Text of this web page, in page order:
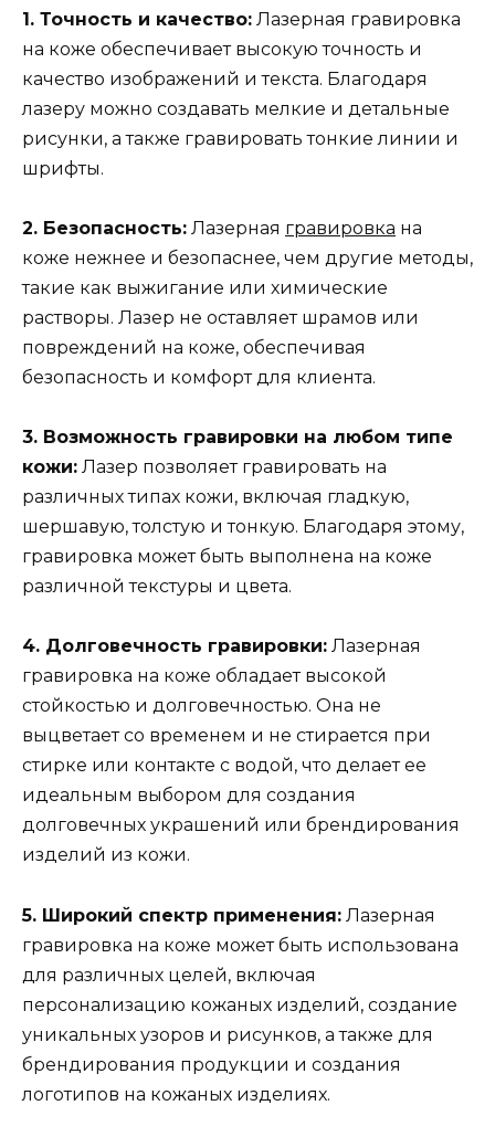
1. Точность и качество: Лазерная гравировка
на коже обеспечивает высокую точность и
качество изображений и текста. Благодаря
лазеру можно создавать мелкие и детальные
рисунки, а также гравировать тонкие линии и
шрифты.
2. Безопасность: Лазерная гравировка на
коже нежнее и безопаснее, чем другие методы,
такие как выжигание или химические
растворы. Лазер не оставляет шрамов или
повреждений на коже, обеспечивая
безопасность и комфорт для клиента.
3. Возможность гравировки на любом типе
кожи: Лазер позволяет гравировать на
различных типах кожи, включая гладкую,
шершавую, толстую и тонкую. Благодаря этому,
гравировка может быть выполнена на коже
различной текстуры и цвета.
4. Долговечность гравировки: Лазерная
гравировка на коже обладает высокой
стойкостью и долговечностью. Она не
выцветает со временем и не стирается при
стирке или контакте с водой, что делает ее
идеальным выбором для создания
долговечных украшений или брендирования
изделий из кожи.
5. Широкий спектр применения: Лазерная
гравировка на коже может быть использована
для различных целей, включая
персонализацию кожаных изделий, создание
уникальных узоров и рисунков, а также для
брендирования продукции и создания
логотипов на кожаных изделиях.